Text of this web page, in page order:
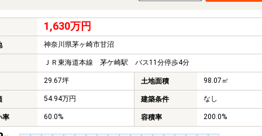
1,630万円
神奈川県茅ヶ崎市甘沼
ＪＲ東海道本線 茅ケ崎駅 バス11分停歩4分
29.67坪 土地面積 98.07㎡
54.94万円 建築条件 なし
率 60.0% 容積率 200.0%